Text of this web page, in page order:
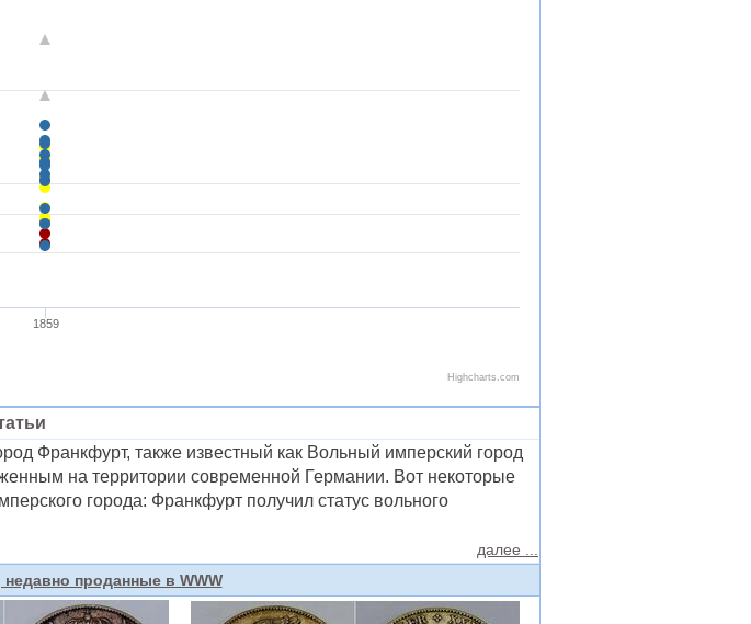
Франкфурт, также известный как Вольный имперский город
на территории современной Германии. Вот некоторые
города: Франкфурт получил статус вольного
далее ...
проданные в WWW